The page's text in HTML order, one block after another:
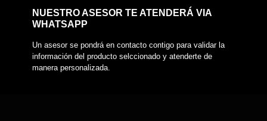
NUESTRO ASESOR TE ATENDERÁ VIA
WHATSAPP
Un asesor se pondrá en contacto contigo para validar la
información del producto selccionado y atenderte de
manera personalizada.